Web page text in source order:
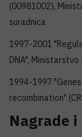
(00981002),
suradnica
1997-2001
DNA",
1994-1997
recombination"
Nagrade